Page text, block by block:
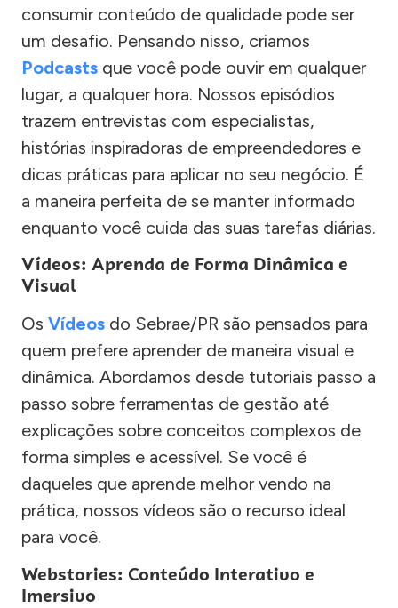
consumir conteúdo de qualidade pode ser
um desafio. Pensando nisso, criamos
Podcasts que você pode ouvir em qualquer
lugar, a qualquer hora. Nossos episódios
trazem entrevistas com especialistas,
histórias inspiradoras de empreendedores e
dicas práticas para aplicar no seu negócio. É
a maneira perfeita de se manter informado
enquanto você cuida das suas tarefas diárias.
Vídeos: Aprenda de Forma Dinâmica e
Visual
Os Vídeos do Sebrae/PR são pensados para
quem prefere aprender de maneira visual e
dinâmica. Abordamos desde tutoriais passo a
passo sobre ferramentas de gestão até
explicações sobre conceitos complexos de
forma simples e acessível. Se você é
daqueles que aprende melhor vendo na
prática, nossos vídeos são o recurso ideal
para você.
Webstories: Conteúdo Interativo e
Imersivo